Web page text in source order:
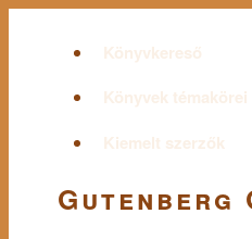
Könyvkereső
Könyvek témakörei
Kiemelt szerzők
Gutenberg